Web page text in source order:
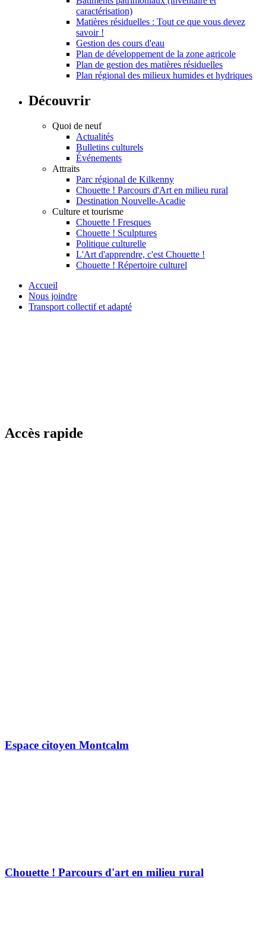
caractérisation)
Matières résiduelles : Tout ce que vous devez
savoir !
Gestion des cours d'eau
Plan de développement de la zone agricole
Plan de gestion des matières résiduelles
Plan régional des milieux humides et hydriques
Découvrir
Quoi de neuf
Actualités
Bulletins culturels
Événements
Attraits
Parc régional de Kilkenny
Chouette ! Parcours d'Art en milieu rural
Destination Nouvelle-Acadie
Culture et tourisme
Chouette ! Fresques
Chouette ! Sculptures
Politique culturelle
L'Art d'apprendre, c'est Chouette !
Chouette ! Répertoire culturel
Accueil
Nous joindre
Transport collectif et adapté
Accès rapide
Espace citoyen Montcalm
Chouette ! Parcours d'art en milieu rural